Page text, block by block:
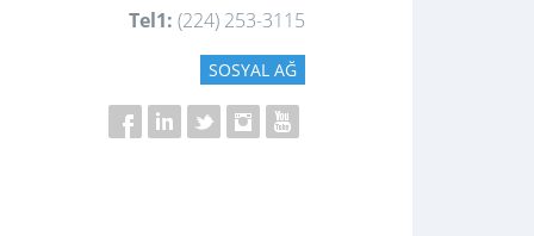
Tel1: (224) 253-3115
SOSYAL AĞ